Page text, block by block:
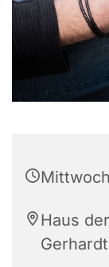
Haus